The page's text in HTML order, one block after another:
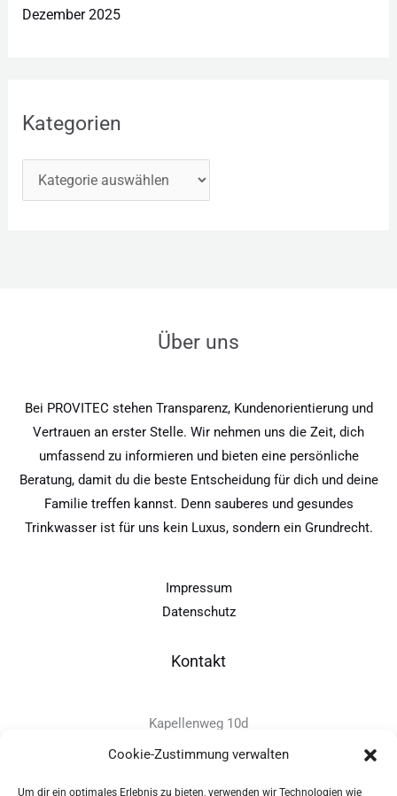
Cookie-Zustimmung verwalten
Um dir ein optimales Erlebnis zu bieten, verwenden wir Technologien wie
Dezember 2025
Kategorien
Über uns
Bei PROVITEC stehen Transparenz, Kundenorientierung und
Vertrauen an erster Stelle. Wir nehmen uns die Zeit, dich
umfassend zu informieren und bieten eine persönliche
Beratung, damit du die beste Entscheidung für dich und deine
Familie treffen kannst. Denn sauberes und gesundes
Trinkwasser ist für uns kein Luxus, sondern ein Grundrecht.
Impressum
Datenschutz
Kontakt
Kapellenweg 10d
D-94575 Windorf